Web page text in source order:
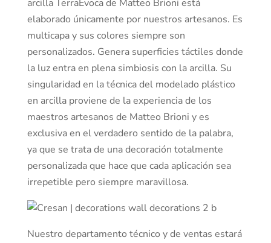
arcilla TerraEvoca de Matteo Brioni está
elaborado únicamente por nuestros artesanos. Es
multicapa y sus colores siempre son
personalizados. Genera superficies táctiles donde
la luz entra en plena simbiosis con la arcilla. Su
singularidad en la técnica del modelado plástico
en arcilla proviene de la experiencia de los
maestros artesanos de Matteo Brioni y es
exclusiva en el verdadero sentido de la palabra,
ya que se trata de una decoración totalmente
personalizada que hace que cada aplicación sea
irrepetible pero siempre maravillosa.
Nuestro departamento técnico y de ventas estará